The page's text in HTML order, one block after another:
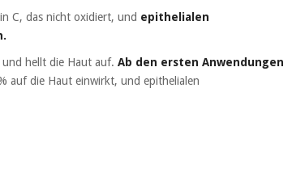
C, das nicht oxidiert, und epithelialen
und hellt die Haut auf.Ab den ersten Anwendungen
auf die Haut einwirkt, und epithelialen